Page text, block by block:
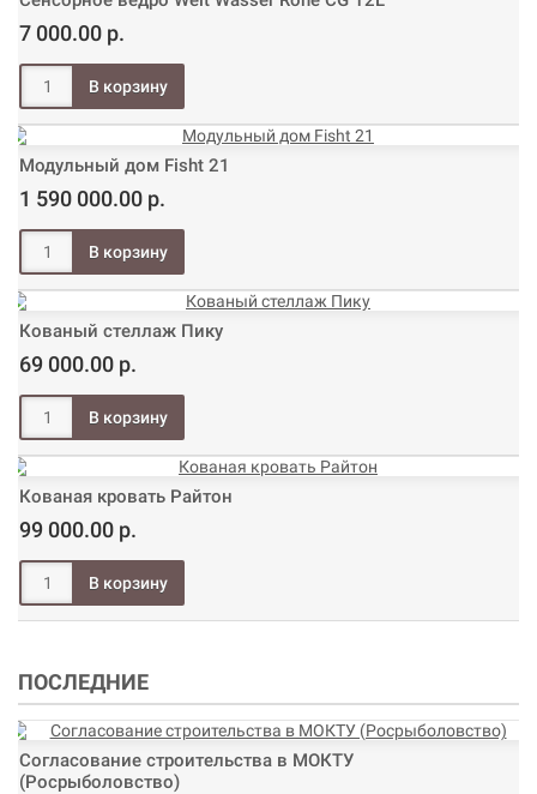
7 000.00 р.
Модульный дом Fisht 21
1 590 000.00 р.
Кованый стеллаж Пику
69 000.00 р.
Кованая кровать Райтон
99 000.00 р.
ПОСЛЕДНИЕ
Согласование строительства в МОКТУ
(Росрыболовство)